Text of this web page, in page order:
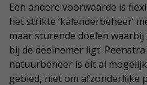
Een andere voorwaarde is
het strikte ‘kalenderbeheer’
maar sturende doelen
bij de deelnemer ligt.
natuurbeheer is dit al
gebied, niet om afzonderlijke